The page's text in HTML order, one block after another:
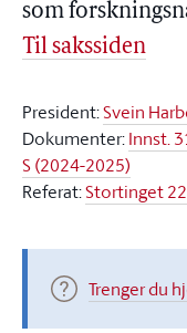
som
Til sakssiden
President:Svein
Dokumenter:Innst.
S (2024-2025)
Referat:Stortinget
Trenger du